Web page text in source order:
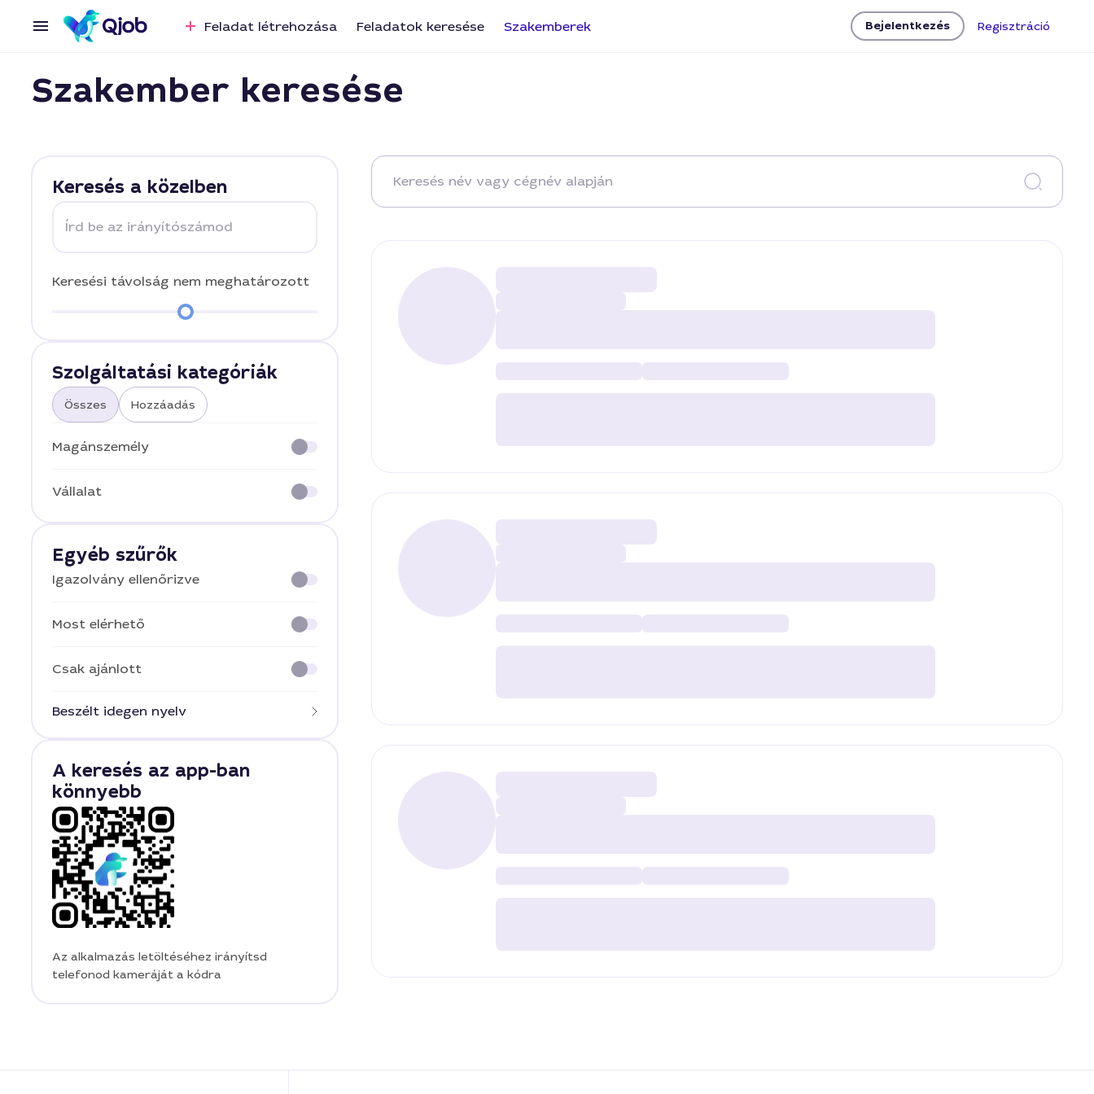
Feladat létrehozása Feladatok keresése Szakemberek Bejelentkezés Regisztráció
Szakember keresése
Keresés a közelben
Írd be az irányítószámod
Keresési távolság nem meghatározott
Szolgáltatási kategóriák
Összes Hozzáadás
Magánszemély
Vállalat
Egyéb szűrők
Igazolvány ellenőrizve
Most elérhető
Csak ajánlott
Beszélt idegen nyelv
A keresés az app-ban
könnyebb
Az alkalmazás letöltéséhez irányítsd
telefonod kameráját a kódra